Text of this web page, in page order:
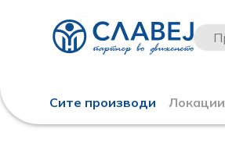
Сите производи Локации